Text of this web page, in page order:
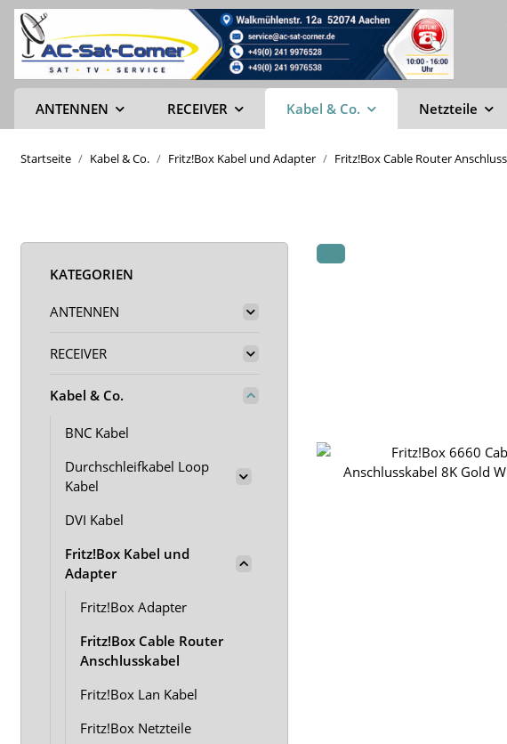
ANTENNEN RECEIVER Kabel & Co. Netzteile
Startseite Kabel & Co. Fritz!Box Kabel und Adapter Fritz!Box Cable Router
KATEGORIEN
ANTENNEN
RECEIVER
Kabel & Co.
BNC Kabel
Durchschleifkabel Loop
Kabel
DVI Kabel
Fritz!Box Kabel und
Adapter
Fritz!Box Adapter
Fritz!Box Cable Router
Anschlusskabel
Fritz!Box Lan Kabel
Fritz!Box Netzteile